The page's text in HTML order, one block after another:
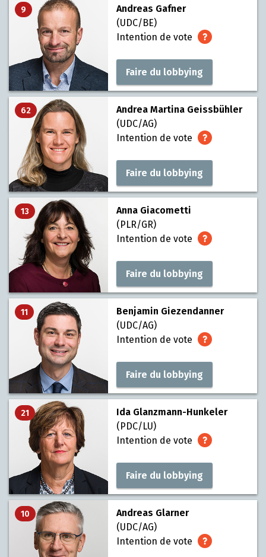
9
Andreas Gafner
(UDC/BE)
Intention de vote
Faire du lobbying
62
Andrea Martina Geissbühler
(UDC/AG)
Intention de vote
Faire du lobbying
13
Anna Giacometti
(PLR/GR)
Intention de vote
Faire du lobbying
11
Benjamin Giezendanner
(UDC/AG)
Intention de vote
Faire du lobbying
21
Ida Glanzmann-Hunkeler
(PDC/LU)
Intention de vote
Faire du lobbying
10
Andreas Glarner
(UDC/AG)
Intention de vote